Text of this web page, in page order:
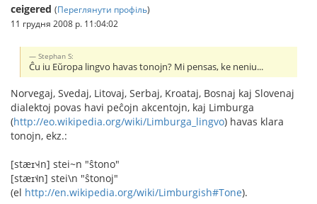
ceigered (Переглянути профіль)
11 грудня 2008 р. 11:04:02
Stephan S:
Ĉu iu Eŭropa lingvo havas tonojn? Mi pensas, ke neniu...
Norvegaj, Svedaj, Litovaj, Serbaj, Kroataj, Bosnaj kaj Slovenaj
dialektoj povas havi peĉojn akcentojn, kaj Limburga
(http://eo.wikipedia.org/wiki/Limburga_lingvo) havas klara
tonojn, ekz.:
[stæɪ˦˨˧n] stei~n "ŝtono"
[stæɪ˦˨n] stei\n "ŝtonoj"
(el http://en.wikipedia.org/wiki/Limburgish#Tone).